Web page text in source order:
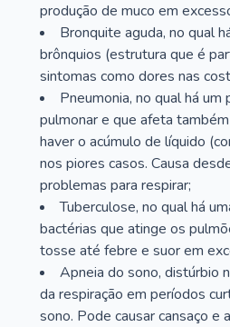
produção de muco em
Bronquite aguda, no qual
brônquios (estrutura que é
sintomas como dores nas
Pneumonia, no qual há
pulmonar e que afeta
haver o acúmulo de líquido
nos piores casos. Causa
problemas para respirar;
Tuberculose, no qual há
bactérias que atinge os
tosse até febre e suor em
Apneia do sono, distúrbio
da respiração em períodos
sono. Pode causar cansaço e